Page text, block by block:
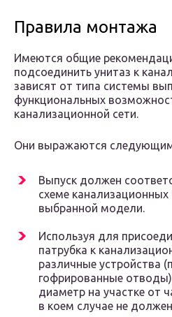
Правила монтажа
Имеются общие
подсоединить унитаз к
зависят от типа системы
функциональных
канализационной сети.
Они выражаются
Выпуск должен
схеме
выбранной модели.
Используя для
патрубка к
различные устройства
гофрированные
диаметр на участке от
в коем случае не